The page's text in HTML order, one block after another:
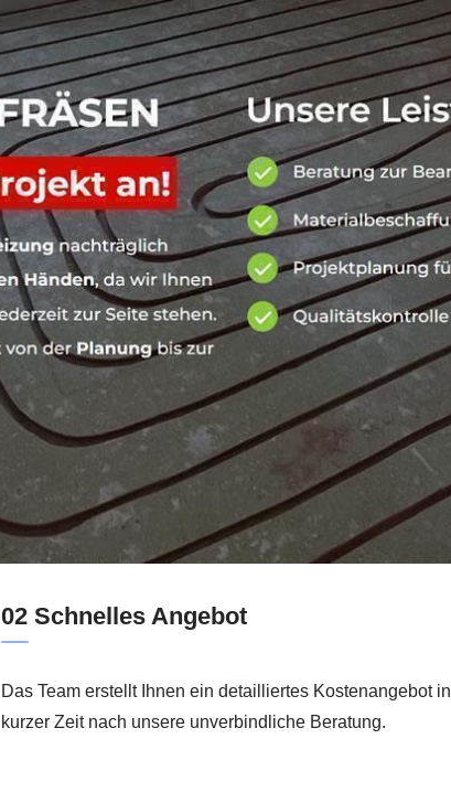
02 Schnelles Angebot
Das Team erstellt Ihnen ein detailliertes Kostenangebot in
kurzer Zeit nach unsere unverbindliche Beratung.